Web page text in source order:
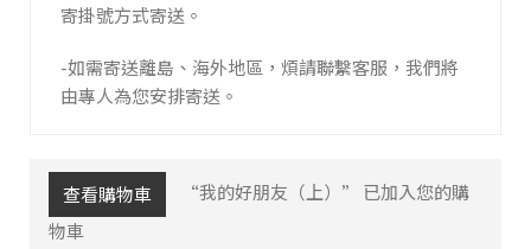
寄掛號方式寄送。
-如需寄送離島、海外地區，煩請聯繫客服，我們將
由專人為您安排寄送。
查看購物車
“我的好朋友（上）” 已加入您的購
物車